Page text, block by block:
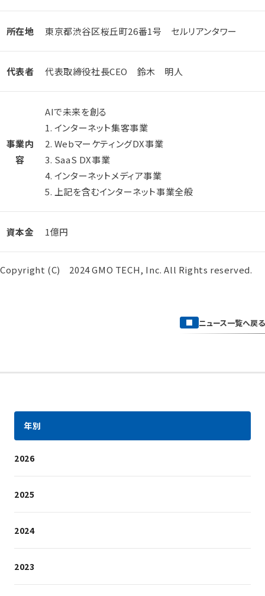
所在地 東京都渋谷区桜丘町26番1号 セルリアンタワー
代表者 代表取締役社長CEO 鈴木 明人
事業内
容
AIで未来を創る
1. インターネット集客事業
2. WebマーケティングDX事業
3. SaaS DX事業
4. インターネットメディア事業
5. 上記を含むインターネット事業全般
資本金 1億円
Copyright (C) 2024 GMO TECH, Inc. All Rights reserved.
ニュース一覧へ戻る
年別
2026
2025
2024
2023